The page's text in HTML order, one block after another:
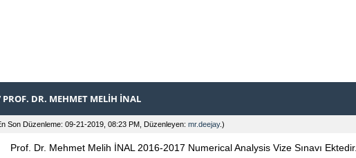
DR. MEHMET MELIH İNAL
Son Düzenleme: 09-21-2019, 08:23 PM, Düzenleyen: mr.deejay.)
Prof. Dr. Mehmet Melih İNAL 2016-2017 Numerical Analysis Vize Sınavı Ektedir.